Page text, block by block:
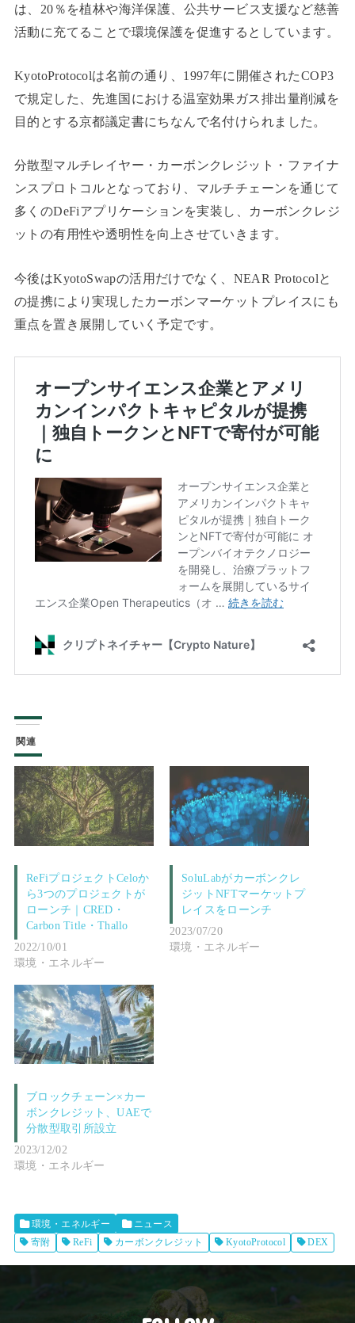
は、20％を植林や海洋保護、公共サービス支援など慈善
活動に充てることで環境保護を促進するとしています。
KyotoProtocolは名前の通り、1997年に開催されたCOP3
で規定した、先進国における温室効果ガス排出量削減を
目的とする京都議定書にちなんで名付けられました。
分散型マルチレイヤー・カーボンクレジット・ファイナ
ンスプロトコルとなっており、マルチチェーンを通じて
多くのDeFiアプリケーションを実装し、カーボンクレジ
ットの有用性や透明性を向上させていきます。
今後はKyotoSwapの活用だけでなく、NEAR Protocolと
の提携により実現したカーボンマーケットプレイスにも
重点を置き展開していく予定です。
関連
ReFiプロジェクトCeloか
ら3つのプロジェクトが
ローンチ｜CRED・
Carbon Title・Thallo
2022/10/01
環境・エネルギー
SoluLabがカーボンクレ
ジットNFTマーケットプ
レイスをローンチ
2023/07/20
環境・エネルギー
ブロックチェーン×カー
ボンクレジット、UAEで
分散型取引所設立
2023/12/02
環境・エネルギー
環境・エネルギー
ニュース
寄附
ReFi カーボンクレジット KyotoProtocol DEX